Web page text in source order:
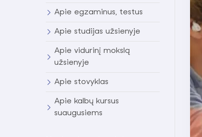
Apie egzaminus, testus
Apie studijas užsienyje
Apie vidurinį mokslą
užsienyje
Apie stovyklas
Apie kalbų kursus
suaugusiems